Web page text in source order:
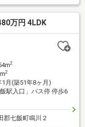
っともっと・・・14
学プランご用意し
っかりコース
詳細下段の「イベ
万円 4LDK
2
2
1月(築51年8ヶ月)
駅入口」バス停 停歩6
郡七飯町鳴川２